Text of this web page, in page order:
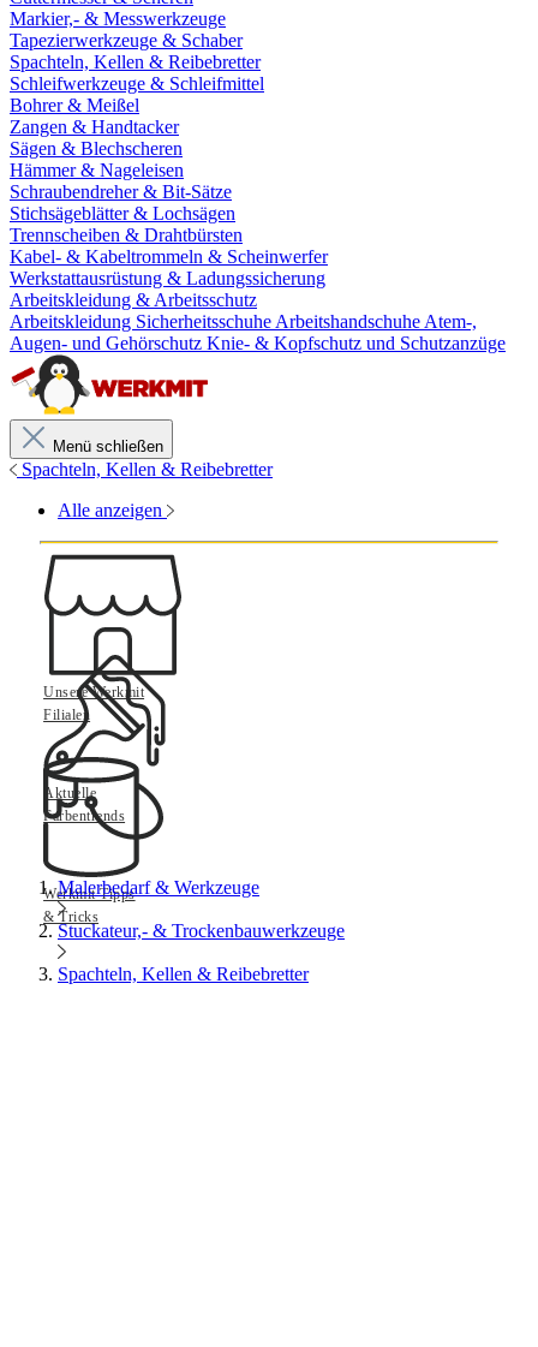
Markier,- & Messwerkzeuge
Tapezierwerkzeuge & Schaber
Spachteln, Kellen & Reibebretter
Schleifwerkzeuge & Schleifmittel
Bohrer & Meißel
Zangen & Handtacker
Sägen & Blechscheren
Hämmer & Nageleisen
Schraubendreher & Bit-Sätze
Stichsägeblätter & Lochsägen
Trennscheiben & Drahtbürsten
Kabel- & Kabeltrommeln & Scheinwerfer
Werkstattausrüstung & Ladungssicherung
Arbeitskleidung & Arbeitsschutz
Arbeitskleidung Sicherheitsschuhe Arbeitshandschuhe Atem-,
Augen- und Gehörschutz Knie- & Kopfschutz und Schutzanzüge
Menü schließen
Spachteln, Kellen & Reibebretter
Alle anzeigen
Unsere Werkmit
Filialen
Aktuelle
Farbentrends
Werkmit Tipps
& Tricks
Malerbedarf & Werkzeuge
Stuckateur,- & Trockenbauwerkzeuge
Spachteln, Kellen & Reibebretter